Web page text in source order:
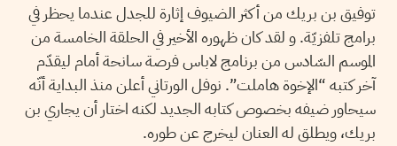
توفيق بن بريك من أكثر الضيوف إثارة للجدل عندما يحظر في
برامج تلفزيّة. و لقد كان ظهوره الأخير في الحلقة الخامسة من
الموسم السّادس من برنامج لاباس فرصة سانحة أمام ليقدّم
آخر كتبه “الإخوة هاملت”. نوفل الورتاني أعلن منذ البداية أنّه
سيحاور ضيفه بخصوص كتابه الجديد لكنه اختار أن يجاري بن
بريك، ويطلق له العنان ليخرج عن طوره.